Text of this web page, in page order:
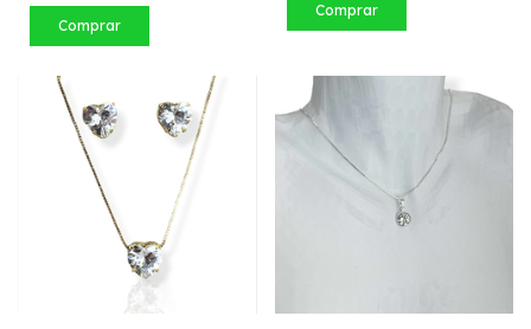
Comprar
Comprar